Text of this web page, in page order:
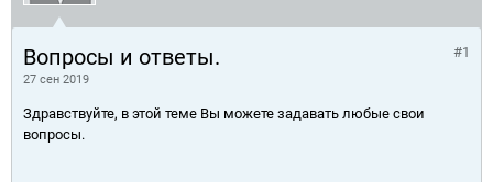
Вопросы и ответы.
27 сен 2019
#1
Здравствуйте, в этой теме Вы можете задавать любые свои
вопросы.